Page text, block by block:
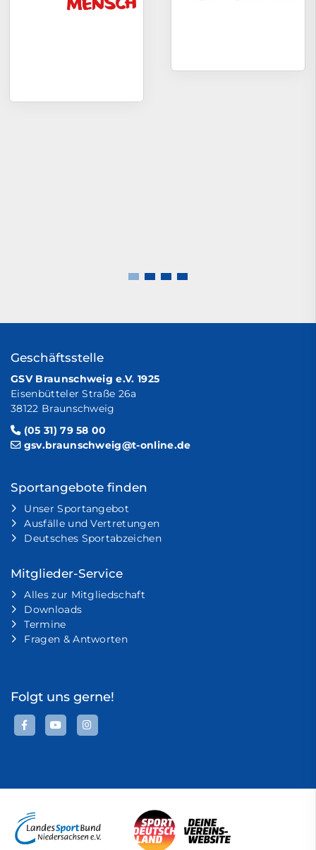
Geschäftsstelle
GSV Braunschweig e.V. 1925
Eisenbütteler Straße 26a
38122 Braunschweig
(05 31) 79 58 00
gsv.braunschweig@t-online.de
Sportangebote finden
Unser Sportangebot
Ausfälle und Vertretungen
Deutsches Sportabzeichen
Mitglieder-Service
Alles zur Mitgliedschaft
Downloads
Termine
Fragen & Antworten
Folgt uns gerne!